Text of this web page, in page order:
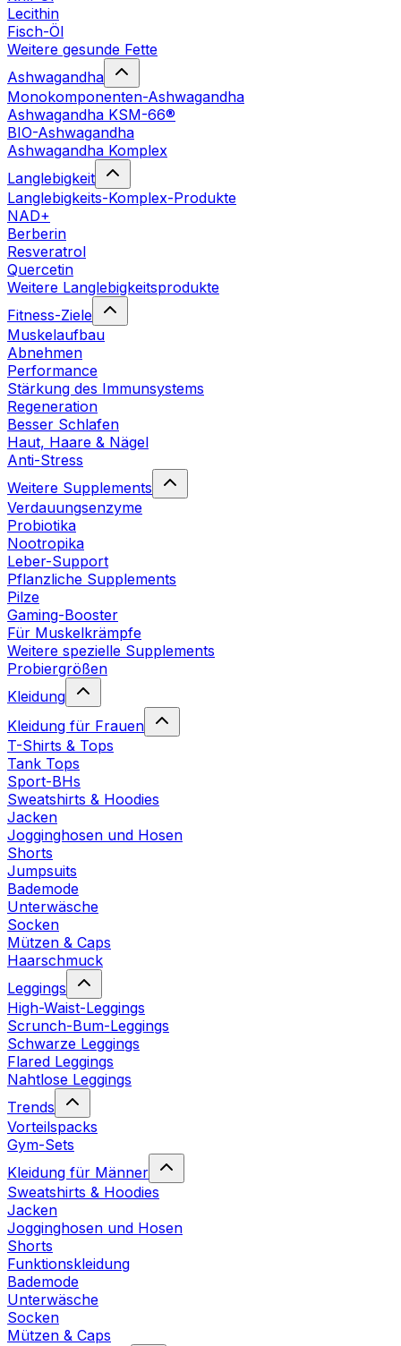
Lecithin
Fisch-Öl
Weitere gesunde Fette
Ashwagandha
Monokomponenten-Ashwagandha
Ashwagandha KSM-66®
BIO-Ashwagandha
Ashwagandha Komplex
Langlebigkeit
Langlebigkeits-Komplex-Produkte
NAD+
Berberin
Resveratrol
Quercetin
Weitere Langlebigkeitsprodukte
Fitness-Ziele
Muskelaufbau
Abnehmen
Performance
Stärkung des Immunsystems
Regeneration
Besser Schlafen
Haut, Haare & Nägel
Anti-Stress
Weitere Supplements
Verdauungsenzyme
Probiotika
Nootropika
Leber-Support
Pflanzliche Supplements
Pilze
Gaming-Booster
Für Muskelkrämpfe
Weitere spezielle Supplements
Probiergrößen
Kleidung
Kleidung für Frauen
T-Shirts & Tops
Tank Tops
Sport-BHs
Sweatshirts & Hoodies
Jacken
Jogginghosen und Hosen
Shorts
Jumpsuits
Bademode
Unterwäsche
Socken
Mützen & Caps
Haarschmuck
Leggings
High-Waist-Leggings
Scrunch-Bum-Leggings
Schwarze Leggings
Flared Leggings
Nahtlose Leggings
Trends
Vorteilspacks
Gym-Sets
Kleidung für Männer
Sweatshirts & Hoodies
Jacken
Jogginghosen und Hosen
Shorts
Funktionskleidung
Bademode
Unterwäsche
Socken
Mützen & Caps